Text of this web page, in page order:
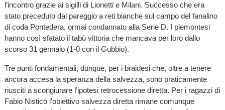
l’incontro grazie ai sigilli di Lionetti e Milani. Successo che era
stato preceduto dal pareggio a reti bianche sul campo del fanalino
di coda Pontedera, ormai condannato alla Serie D. I piemontesi
hanno così sfatato il tabù vittoria che mancava per loro dallo
scorso 31 gennaio (1-0 con il Gubbio).
Tre punti fondamentali, dunque, per i braidesi che, oltre a tenere
ancora accesa la speranza della salvezza, sono praticamente
riusciti a scongiurare l’ipotesi retrocessione diretta. Per i ragazzi di
Fabio Nisticò l’obiettivo salvezza diretta rimane comunque